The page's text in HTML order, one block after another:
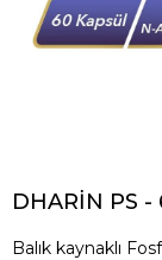
DHARİN PS -
Balık kaynaklı